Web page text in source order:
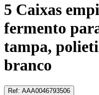
5 Caixas
fermento
tampa,
branco
Ref: AAA0046793506